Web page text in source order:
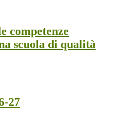
competenze
scuola di qualità
27